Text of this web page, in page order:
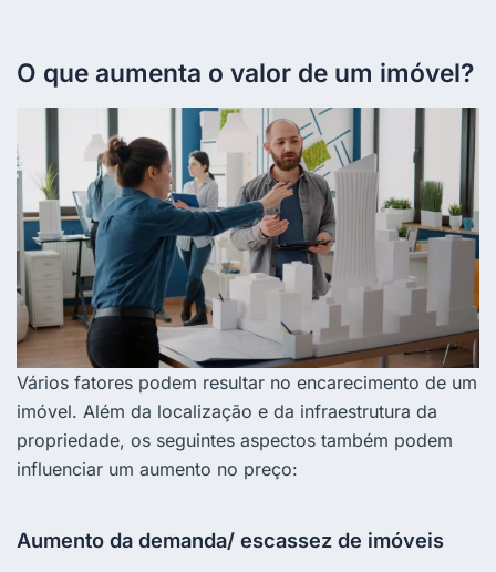
O que aumenta o valor de um imóvel?
Vários fatores podem resultar no encarecimento de um
imóvel. Além da localização e da infraestrutura da
propriedade, os seguintes aspectos também podem
influenciar um aumento no preço:
Aumento da demanda/ escassez de imóveis